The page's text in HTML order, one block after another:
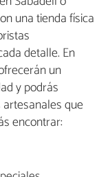
una tienda física
detalle. En
un
y podrás
que
encontrar: